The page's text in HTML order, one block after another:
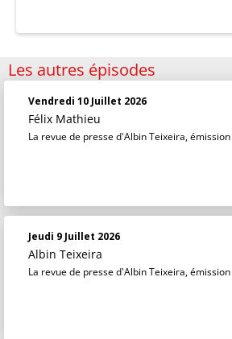
Les autres épisodes
Vendredi 10 Juillet 2026
Félix Mathieu
La revue de presse d'Albin Teixeira,
Jeudi 9 Juillet 2026
Albin Teixeira
La revue de presse d'Albin Teixeira,